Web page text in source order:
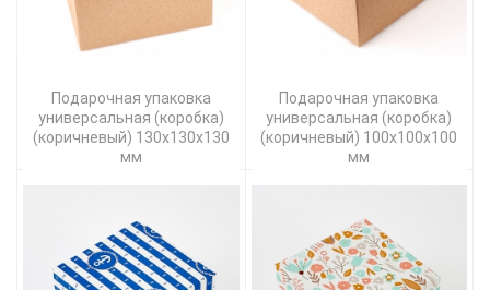
Подарочная упаковка
универсальная (коробка)
(коричневый) 130х130х130
мм
Подарочная упаковка
универсальная (коробка)
(коричневый) 100х100х100
мм